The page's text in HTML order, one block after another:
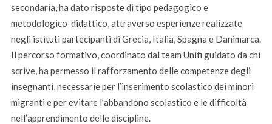
secondaria, ha dato risposte di tipo pedagogico e
metodologico-didattico, attraverso esperienze realizzate
negli istituti partecipanti di Grecia, Italia, Spagna e Danimarca.
Il percorso formativo, coordinato dal team Unifi guidato da chi
scrive, ha permesso il rafforzamento delle competenze degli
insegnanti, necessarie per l’inserimento scolastico dei minori
migranti e per evitare l’abbandono scolastico e le difficoltà
nell’apprendimento delle discipline.